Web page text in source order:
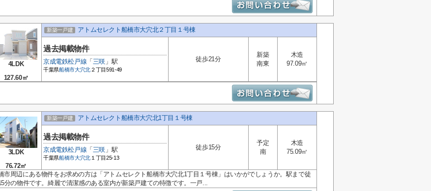
4LDK
127.60㎡
新築一戸建 アトムセレクト船橋市大穴北２丁目１号棟
過去掲載物件
京成電鉄松戸線 「 三咲 」駅
千葉県船橋市大穴北２丁目591-49
徒歩21分
新築
南東
木造
97.09㎡
3LDK
76.72㎡
新築一戸建 アトムセレクト船橋市大穴北1丁目１号棟
過去掲載物件
京成電鉄松戸線 「 三咲 」駅
千葉県船橋市大穴北１丁目25-13
徒歩15分
予定
南
木造
75.09㎡
市周辺にある物件をお求めの方は「アトムセレクト船橋市大穴北1丁目１号棟」はいかがでしょうか。駅まで徒
分の物件です。綺麗で清潔感のある室内が新築戸建ての特徴です。一戸...